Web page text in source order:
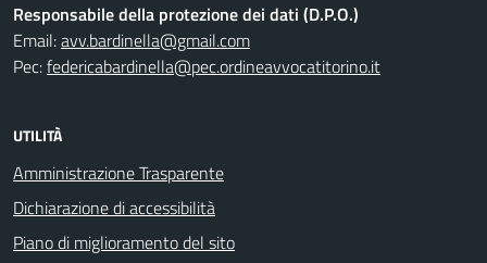
Responsabile della protezione dei dati (D.P.O.)
Email:avv.bardinella@gmail.com
Pec:federicabardinella@pec.ordineavvocatitorino.it
UTILITÀ
Amministrazione Trasparente
Dichiarazione di accessibilità
Piano di miglioramento del sito